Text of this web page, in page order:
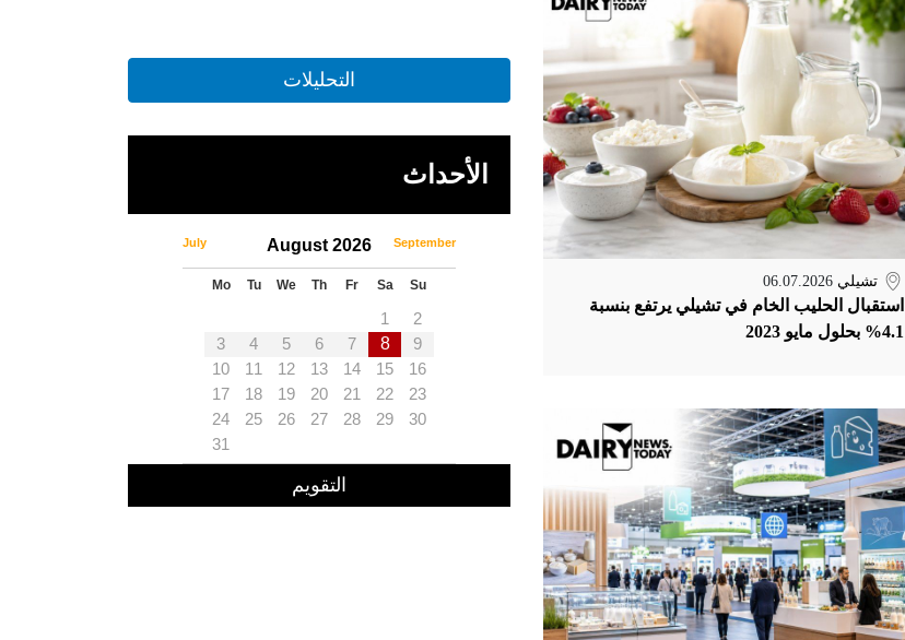
تشيلي 06.07.2026
استقبال الحليب الخام في تشيلي يرتفع بنسبة
4.1% بحلول مايو 2023
التحليلات
الأحداث
July August 2026 September
Mo Tu We Th Fr Sa Su
1
2
3
4 5 6 7 8
9
10
11 12 13 14 15
16
17
18 19 20 21 22
23
24
25 26 27 28 29
30
31
التقويم